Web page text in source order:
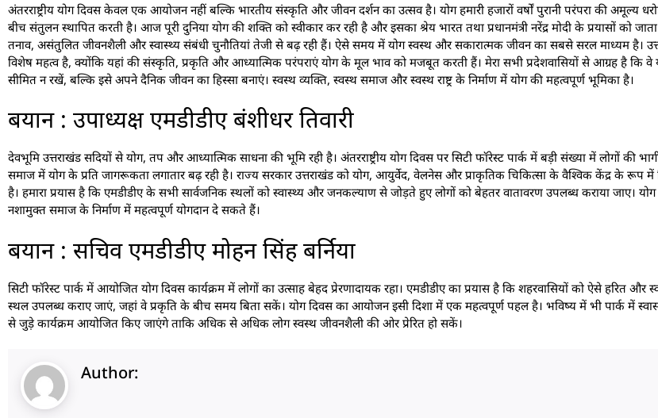
अंतरराष्ट्रीय योग दिवस केवल एक आयोजन नहीं बल्कि भारतीय संस्कृति और जीवन दर्शन का उत्सव है। योग हमारी हजारों वर्षों पुरानी परंपरा की अमूल्य
बीच संतुलन स्थापित करती है। आज पूरी दुनिया योग की शक्ति को स्वीकार कर रही है और इसका श्रेय भारत तथा प्रधानमंत्री नरेंद्र मोदी के प्रयासों को
तनाव, असंतुलित जीवनशैली और स्वास्थ्य संबंधी चुनौतियां तेजी से बढ़ रही हैं। ऐसे समय में योग स्वस्थ और सकारात्मक जीवन का सबसे सरल माध्यम है।
विशेष महत्व है, क्योंकि यहां की संस्कृति, प्रकृति और आध्यात्मिक परंपराएं योग के मूल भाव को मजबूत करती हैं। मेरा सभी प्रदेशवासियों से आग्रह है कि
सीमित न रखें, बल्कि इसे अपने दैनिक जीवन का हिस्सा बनाएं। स्वस्थ व्यक्ति, स्वस्थ समाज और स्वस्थ राष्ट्र के निर्माण में योग की महत्वपूर्ण भूमिका है।
बयान : उपाध्यक्ष एमडीडीए बंशीधर तिवारी
देवभूमि उत्तराखंड सदियों से योग, तप और आध्यात्मिक साधना की भूमि रही है। अंतरराष्ट्रीय योग दिवस पर सिटी फॉरेस्ट पार्क में बड़ी संख्या में लोगों की
समाज में योग के प्रति जागरूकता लगातार बढ़ रही है। राज्य सरकार उत्तराखंड को योग, आयुर्वेद, वेलनेस और प्राकृतिक चिकित्सा के वैश्विक केंद्र के रूप में
है। हमारा प्रयास है कि एमडीडीए के सभी सार्वजनिक स्थलों को स्वास्थ्य और जनकल्याण से जोड़ते हुए लोगों को बेहतर वातावरण उपलब्ध कराया जाए।
नशामुक्त समाज के निर्माण में महत्वपूर्ण योगदान दे सकते हैं।
बयान : सचिव एमडीडीए मोहन सिंह बर्निया
सिटी फॉरेस्ट पार्क में आयोजित योग दिवस कार्यक्रम में लोगों का उत्साह बेहद प्रेरणादायक रहा। एमडीडीए का प्रयास है कि शहरवासियों को ऐसे हरित और
स्थल उपलब्ध कराए जाएं, जहां वे प्रकृति के बीच समय बिता सकें। योग दिवस का आयोजन इसी दिशा में एक महत्वपूर्ण पहल है। भविष्य में भी पार्क में
से जुड़े कार्यक्रम आयोजित किए जाएंगे ताकि अधिक से अधिक लोग स्वस्थ जीवनशैली की ओर प्रेरित हो सकें।
Author: